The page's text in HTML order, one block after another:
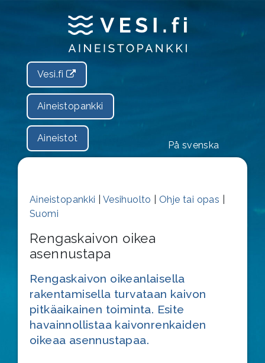
Vesi.fi
Aineistopankki
Aineistot
På svenska
Aineistopankki Vesihuolto Ohje tai opas
Suomi
Rengaskaivon oikea
asennustapa
Rengaskaivon oikeanlaisella
rakentamisella turvataan kaivon
pitkäaikainen toiminta. Esite
havainnollistaa kaivonrenkaiden
oikeaa asennustapaa.